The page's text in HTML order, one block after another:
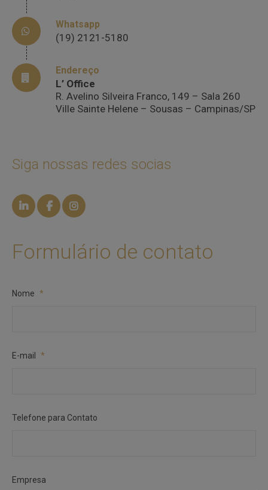
Whatsapp
(19) 2121-5180
Endereço
L’ Office
R. Avelino Silveira Franco, 149 – Sala 260
Ville Sainte Helene – Sousas – Campinas/SP
Siga nossas redes socias
Formulário de contato
Nome *
E-mail *
Telefone para Contato
Empresa